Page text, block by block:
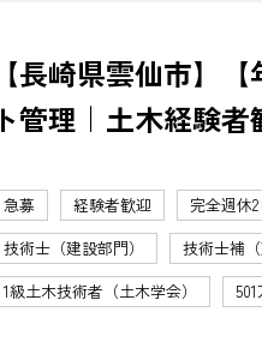
【長崎県雲仙市】
ト管理｜土木経験者
急募 経験者歓迎 完全週休
技術士（建設部門）
技術士補（
1級土木技術者（土木学会）